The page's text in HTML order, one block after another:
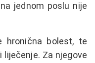
jednom poslu nije
hronična bolest, te
liječenje. Za njegove